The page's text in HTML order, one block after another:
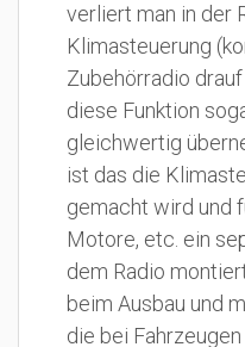
verliert man in der
Klimasteuerung
Zubehörradio
diese Funktion
gleichwertig
ist das die
gemacht wird und
Motore, etc. ein
dem Radio
beim Ausbau und
die bei Fahrzeugen